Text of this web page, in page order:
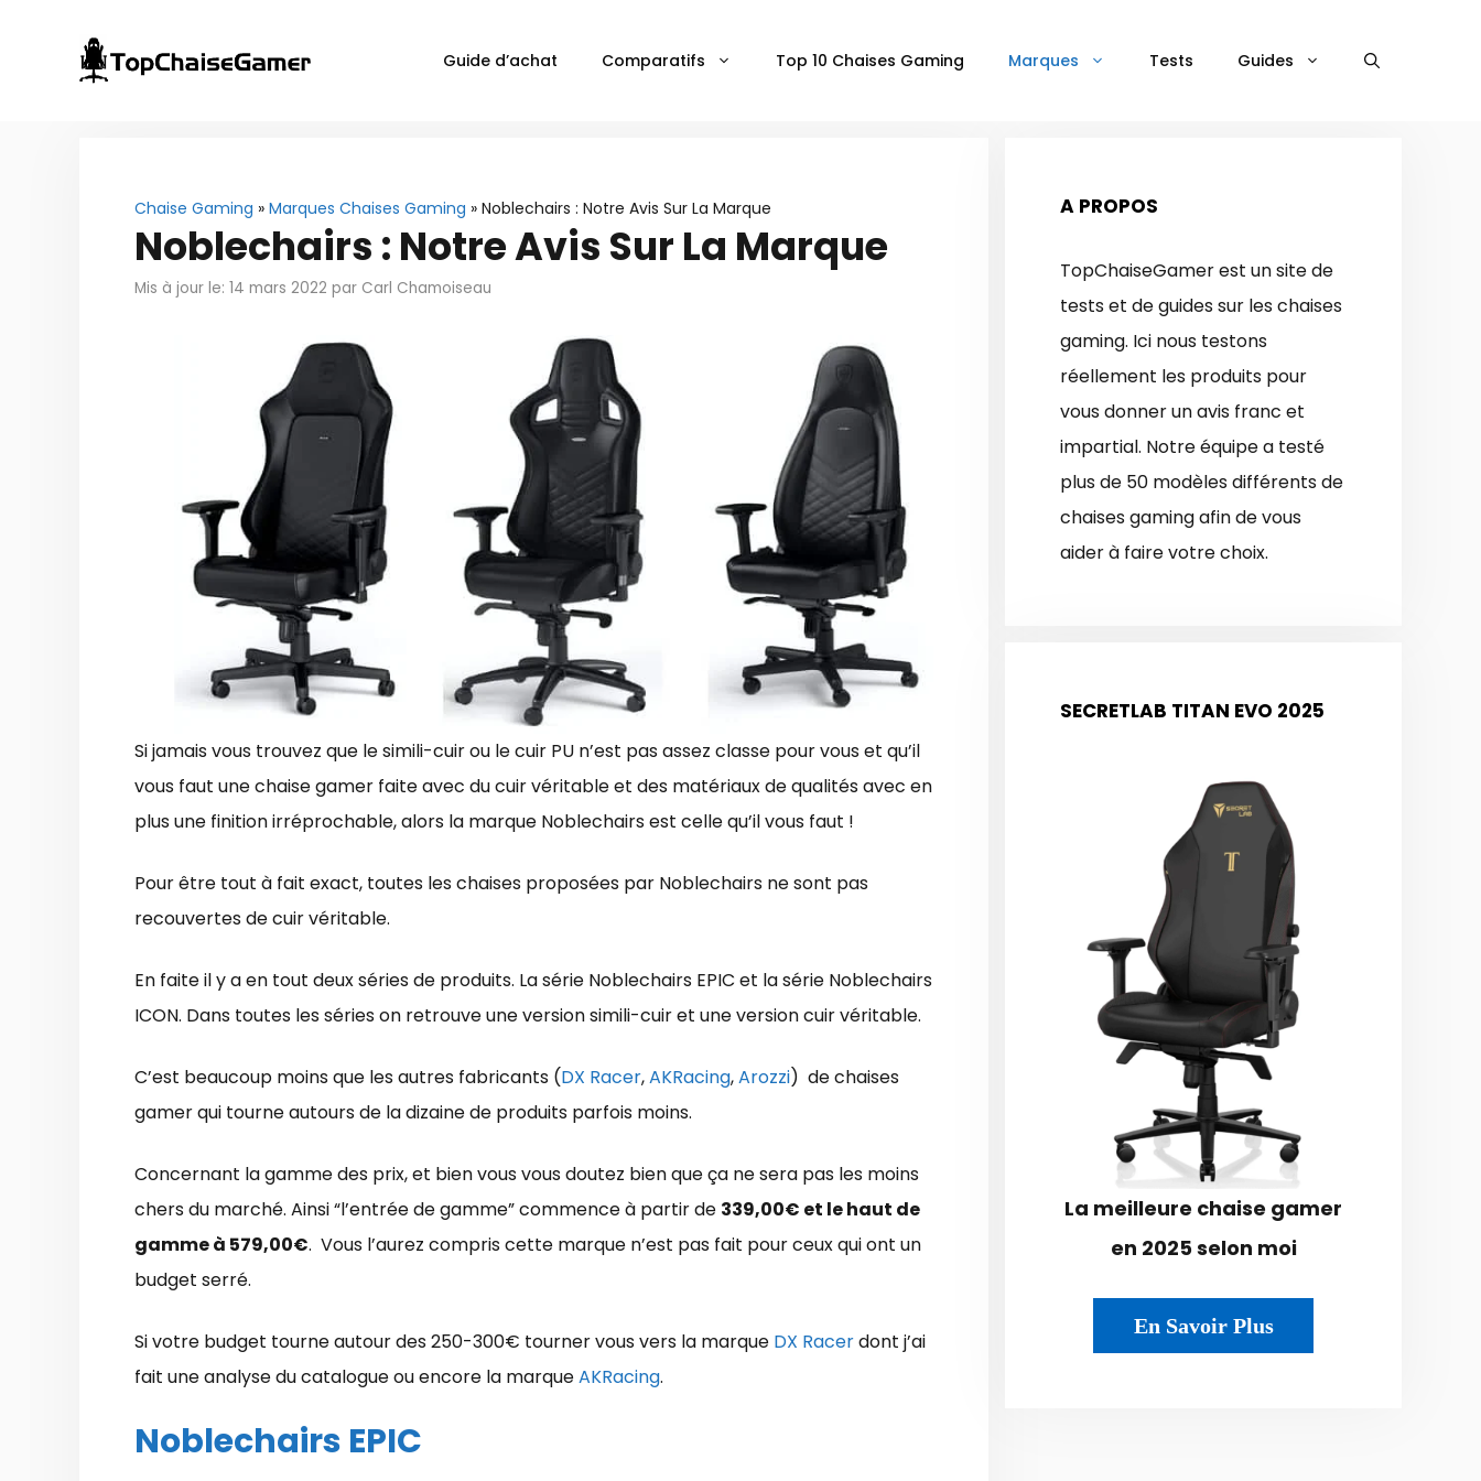
Guide d’achat Comparatifs Top 10 Chaises Gaming Marques Tests Guides
Chaise Gaming » Marques Chaises Gaming » Noblechairs : Notre Avis Sur La Marque
Noblechairs : Notre Avis Sur La Marque
Mis à jour le: 14 mars 2022 par Carl Chamoiseau
Si jamais vous trouvez que le simili-cuir ou le cuir PU n’est pas assez classe pour vous et qu’il
vous faut une chaise gamer faite avec du cuir véritable et des matériaux de qualités avec en
plus une finition irréprochable, alors la marque Noblechairs est celle qu’il vous faut !
Pour être tout à fait exact, toutes les chaises proposées par Noblechairs ne sont pas
recouvertes de cuir véritable.
En faite il y a en tout deux séries de produits. La série Noblechairs EPIC et la série Noblechairs
ICON. Dans toutes les séries on retrouve une version simili-cuir et une version cuir véritable.
C’est beaucoup moins que les autres fabricants (DX Racer,AKRacing,Arozzi) de chaises
gamer qui tourne autours de la dizaine de produits parfois moins.
Concernant la gamme des prix, et bien vous vous doutez bien que ça ne sera pas les moins
chers du marché. Ainsi “l’entrée de gamme” commence à partir de 339,00€ et le haut de
gamme à 579,00€. Vous l’aurez compris cette marque n’est pas fait pour ceux qui ont un
budget serré.
Si votre budget tourne autour des 250-300€ tourner vous vers la marque DX Racerdont j’ai
fait une analyse du catalogue ou encore la marqueAKRacing.
Noblechairs EPIC
A PROPOS
TopChaiseGamer est un site de
tests et de guides sur les chaises
gaming. Ici nous testons
réellement les produits pour
vous donner un avis franc et
impartial. Notre équipe a testé
plus de 50 modèles différents de
chaises gaming afin de vous
aider à faire votre choix.
SECRETLAB TITAN EVO 2025
La meilleure chaise gamer
en 2025 selon moi
En Savoir Plus